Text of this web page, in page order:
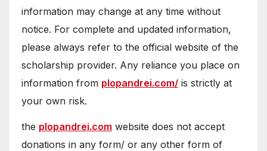
information may change at any time without
notice. For complete and updated information,
please always refer to the official website of the
scholarship provider. Any reliance you place on
information from plopandrei.com/ is strictly at
your own risk.
the plopandrei.com website does not accept
donations in any form/ or any other form of